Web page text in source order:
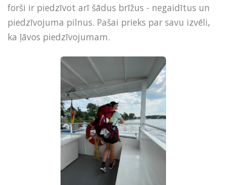
forši ir piedzīvot arī šādus brīžus - negaidītus un
piedzīvojuma pilnus. Pašai prieks par savu izvēli,
ka ļāvos piedzīvojumam.